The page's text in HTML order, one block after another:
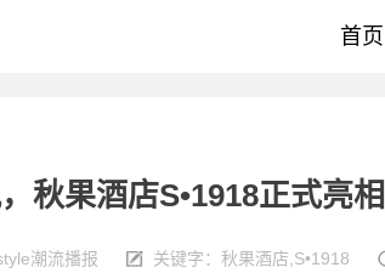
首页
秋果酒店S•1918正式亮相
潮流播报 关键字： 秋果酒店 S•1918